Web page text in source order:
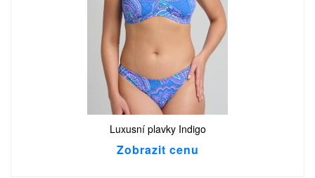
Luxusní plavky Indigo
Zobrazit cenu